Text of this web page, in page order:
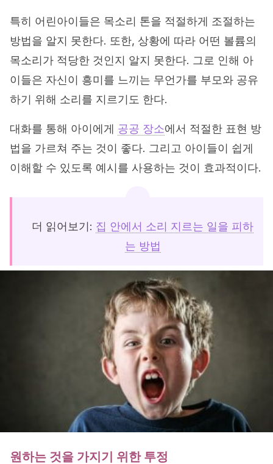
특히 어린아이들은 목소리 톤을 적절하게 조절하는
방법을 알지 못한다. 또한, 상황에 따라 어떤 볼륨의
목소리가 적당한 것인지 알지 못한다. 그로 인해 아
이들은 자신이 흥미를 느끼는 무언가를 부모와 공유
하기 위해 소리를 지르기도 한다.
대화를 통해 아이에게 공공 장소에서 적절한 표현 방
법을 가르쳐 주는 것이 좋다. 그리고 아이들이 쉽게
이해할 수 있도록 예시를 사용하는 것이 효과적이다.
더 읽어보기: 집 안에서 소리 지르는 일을 피하
는 방법
원하는 것을 가지기 위한 투정